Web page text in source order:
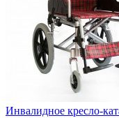
Инвалидное кресло-